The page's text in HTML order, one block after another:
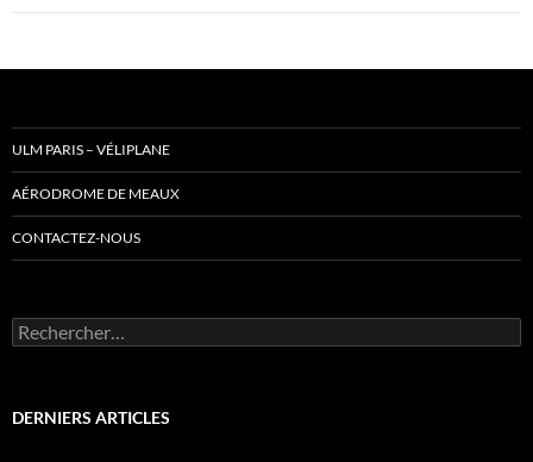
ULM PARIS – VÉLIPLANE
AÉRODROME DE MEAUX
CONTACTEZ-NOUS
Rechercher :
DERNIERS ARTICLES